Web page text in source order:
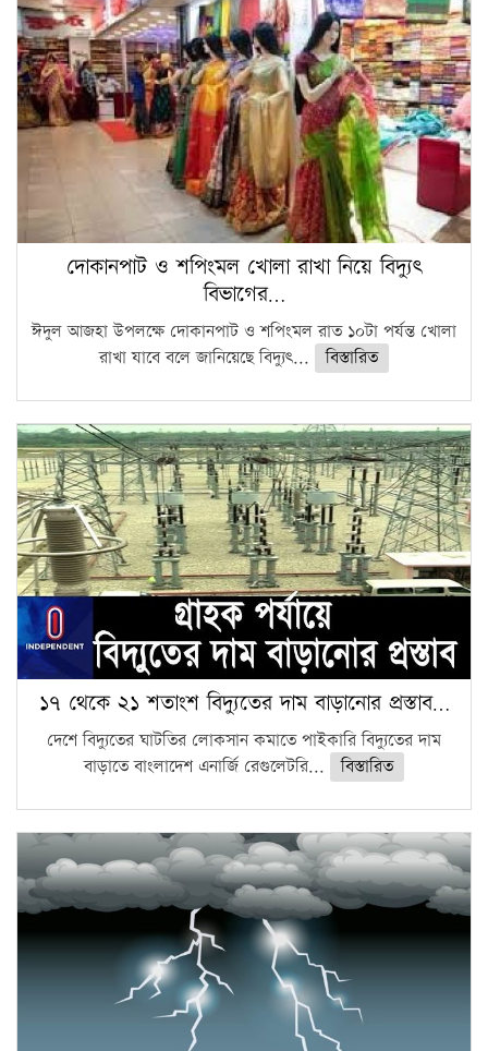
দোকানপাট ও শপিংমল খোলা রাখা নিয়ে বিদ্যুৎ
বিভাগের…
ঈদুল আজহা উপলক্ষে দোকানপাট ও শপিংমল রাত ১০টা পর্যন্ত খোলা
রাখা যাবে বলে জানিয়েছে বিদ্যুৎ...
বিস্তারিত
১৭ থেকে ২১ শতাংশ বিদ্যুতের দাম বাড়ানোর প্রস্তাব…
দেশে বিদ্যুতের ঘাটতির লোকসান কমাতে পাইকারি বিদ্যুতের দাম
বাড়াতে বাংলাদেশ এনার্জি রেগুলেটরি...
বিস্তারিত